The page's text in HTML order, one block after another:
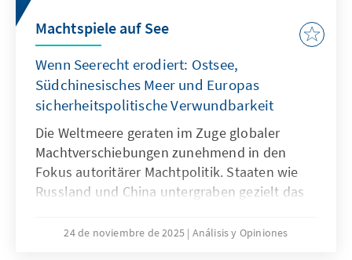
außereuropäische so anzupassen, dass sie als
Produkte besser zu den institutionalisierten
Strukturen passen.
Machtspiele auf See
Wenn Seerecht erodiert: Ostsee,
Südchinesisches Meer und Europas
sicherheitspolitische Verwundbarkeit
Die Weltmeere geraten im Zuge globaler
Machtverschiebungen zunehmend in den
Fokus autoritärer Machtpolitik. Staaten wie
Russland und China untergraben gezielt das
formen – eine Praxis, die als „Lawfare“
24 de noviembre de 2025 Análisis y Opiniones